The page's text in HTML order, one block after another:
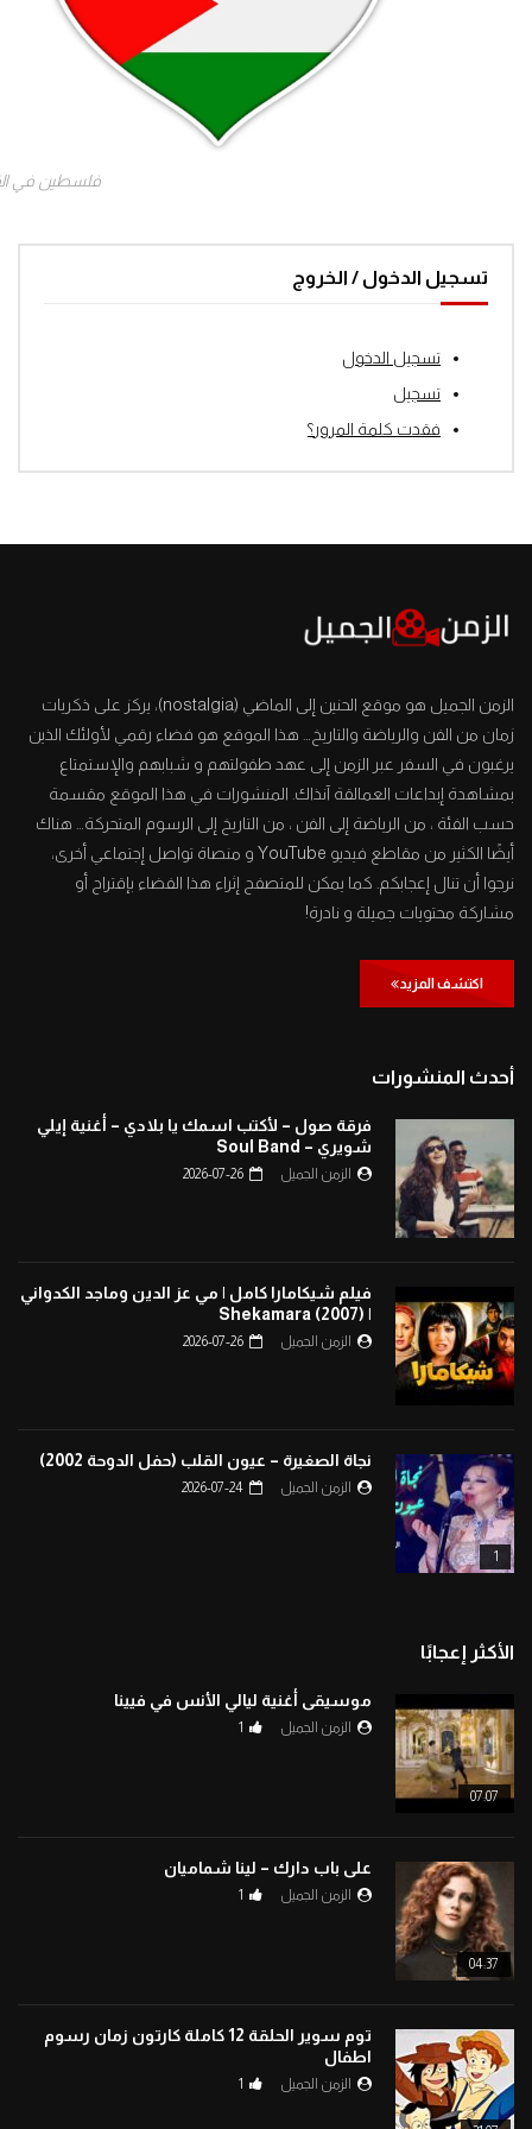
فلسطين في
تسجيل الدخول / الخروج
تسجيل الدخول
تسجيل
فقدت كلمة المرور؟
الزمن الجميل هو موقع الحنين إلى الماضي (nostalgia)، يركز على ذكريات
زمان من الفن والرياضة والتاريخ… هذا الموقع هو فضاء رقمي لأولئك الذين
يرغبون في السفر عبر الزمن إلى عهد طفولتهم و شبابهم والإستمتاع
بمشاهدة إبداعات العمالقة آنذاك. المنشورات في هذا الموقع مقسمة
حسب الفئة ، من الرياضة إلى الفن ، من التاريخ إلى الرسوم المتحركة… هناك
أيضًا الكثير من مقاطع فيديو YouTube و منصاة تواصل إجتماعي أخرى،
نرجوا أن تنال إعجابكم. كما يمكن للمتصفح إثراء هذا الفضاء بإقتراح أو
مشاركة محتويات جميلة و نادرة!
اكتشف المزيد
أحدث المنشورات
فرقة صول – لأكتب اسمك يا بلادي – أغنية إيلي
شويري – Soul Band
الزمن الجميل 2026-07-26
فيلم شيكامارا كامل | مي عز الدين وماجد الكدواني
| Shekamara (2007)
الزمن الجميل 2026-07-26
1
نجاة الصغيرة – عيون القلب (حفل الدوحة 2002)
الزمن الجميل 2026-07-24
الأكثر إعجابًا
07:07
موسيقى أغنية ليالي الأنس في فيينا
الزمن الجميل 1
04:37
على باب دارك – لينا شماميان
الزمن الجميل 1
توم سوير الحلقة 12 كاملة كارتون زمان رسوم
اطفال
الزمن الجميل 1